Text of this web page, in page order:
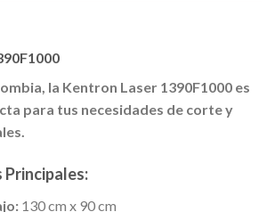
la Kentron Laser 1390F1000 es
para tus necesidades de corte y
130 cm x 90 cm